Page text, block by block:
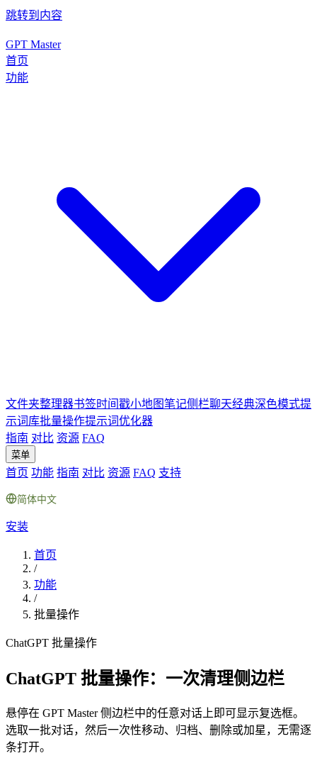
跳转到内容
GPT Master
首页
功能
文件夹整理器书签时间戳小地图笔记侧栏聊天经典深色模式提
示词库批量操作提示词优化器
指南 对比 资源 FAQ
菜单
首页 功能 指南 对比 资源 FAQ 支持
简体中文
安装
首页
/
功能
/
批量操作
ChatGPT 批量操作
ChatGPT 批量操作：一次清理侧边栏
悬停在 GPT Master 侧边栏中的任意对话上即可显示复选框。
选取一批对话，然后一次性移动、归档、删除或加星，无需逐
条打开。